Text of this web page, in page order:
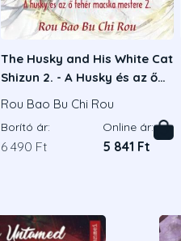
The Husky and His White Cat
Shizun 2. - A Husky és az ő
fehér macska mestere 2.
Rou Bao Bu Chi Rou
Borító ár:
6 490 Ft
Online ár:
5 841 Ft